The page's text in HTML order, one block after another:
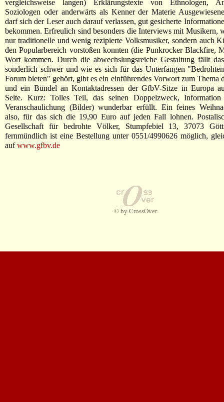
vergleichsweise langen) Erklärungstexte von Ethnologen,
Soziologen oder anderwärts als Kenner der Materie
darf sich der Leser auch darauf verlassen, gut gesicherte
bekommen. Erfreulich sind besonders die Interviews mit Musikern,
nur traditionelle und wenig rezipierte Volksmusiker, sondern auch
den Popularbereich vorstoßen konnten (die Punkrocker Blackfire,
Wort kommen. Durch die abwechslungsreiche Gestaltung fällt
sonderlich schwer und wie es sich für das Unterfangen
Forum bieten" gehört, gibt es ein einführendes Vorwort zum Thema
und ein Bündel an Kontaktadressen der GfbV-Sitze in Europa
Seite. Kurz: Tolles Teil, das seinen Doppelzweck,
Veranschaulichung (Bilder) wunderbar erfüllt. Ein feines
also, für das sich die 19,90 Euro auf jeden Fall lohnen.
Gesellschaft für bedrohte Völker, Stumpfebiel 13, 37073
fernmündlich ist eine Bestellung unter 0551/4990626 möglich,
aufwww.gfbv.de
© by CrossOver